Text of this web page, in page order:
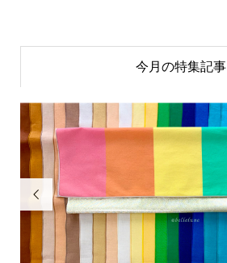
今月の特集記事
